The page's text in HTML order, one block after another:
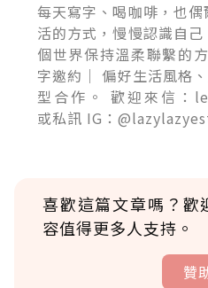
每天寫字、喝咖啡，也
活的方式，慢慢認識自
個世界保持溫柔聯繫的
字邀約｜ 偏好生活風格
型合作。 歡迎來信：
或私訊 IG：
喜歡這篇文章嗎？歡
容值得更多人支持。
贊